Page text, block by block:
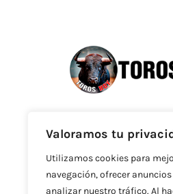
Valoramos tu
Utilizamos cookies para
navegación, ofrecer
analizar nuestro tráfico. Al